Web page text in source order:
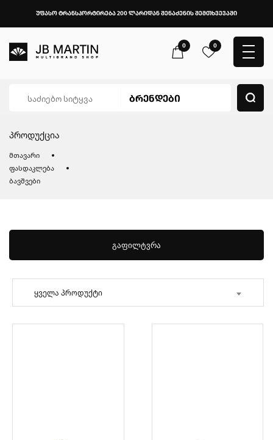
უფასო ტრანსპორტირება 200 ლარიდან შენაძენის შემთხვევაში
0 0
პროდუქცია
მთავარი
ფასდაკლება
ბავშვები
გაფილტვრა
ყველა პროდუქტი